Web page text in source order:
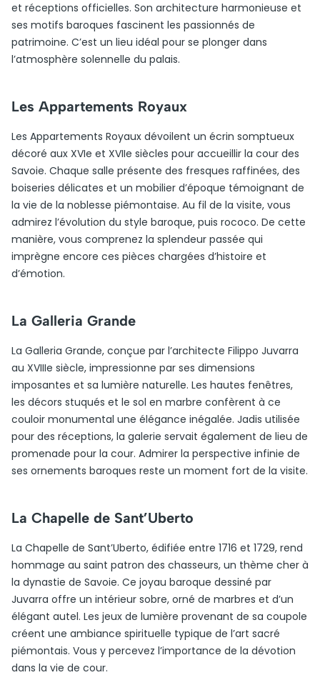
et réceptions officielles. Son architecture harmonieuse et
ses motifs baroques fascinent les passionnés de
patrimoine. C’est un lieu idéal pour se plonger dans
l’atmosphère solennelle du palais.
Les Appartements Royaux
Les Appartements Royaux dévoilent un écrin somptueux
décoré aux XVIe et XVIIe siècles pour accueillir la cour des
Savoie. Chaque salle présente des fresques raffinées, des
boiseries délicates et un mobilier d’époque témoignant de
la vie de la noblesse piémontaise. Au fil de la visite, vous
admirez l’évolution du style baroque, puis rococo. De cette
manière, vous comprenez la splendeur passée qui
imprègne encore ces pièces chargées d’histoire et
d’émotion.
La Galleria Grande
La Galleria Grande, conçue par l’architecte Filippo Juvarra
au XVIIIe siècle, impressionne par ses dimensions
imposantes et sa lumière naturelle. Les hautes fenêtres,
les décors stuqués et le sol en marbre confèrent à ce
couloir monumental une élégance inégalée. Jadis utilisée
pour des réceptions, la galerie servait également de lieu de
promenade pour la cour. Admirer la perspective infinie de
ses ornements baroques reste un moment fort de la visite.
La Chapelle de Sant’Uberto
La Chapelle de Sant’Uberto, édifiée entre 1716 et 1729, rend
hommage au saint patron des chasseurs, un thème cher à
la dynastie de Savoie. Ce joyau baroque dessiné par
Juvarra offre un intérieur sobre, orné de marbres et d’un
élégant autel. Les jeux de lumière provenant de sa coupole
créent une ambiance spirituelle typique de l’art sacré
piémontais. Vous y percevez l’importance de la dévotion
dans la vie de cour.